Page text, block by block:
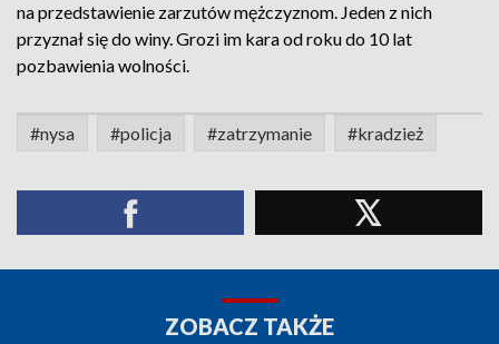
na przedstawienie zarzutów mężczyznom. Jeden z nich
przyznał się do winy. Grozi im kara od roku do 10 lat
pozbawienia wolności.
#nysa #policja #zatrzymanie #kradzież
ZOBACZ TAKŻE